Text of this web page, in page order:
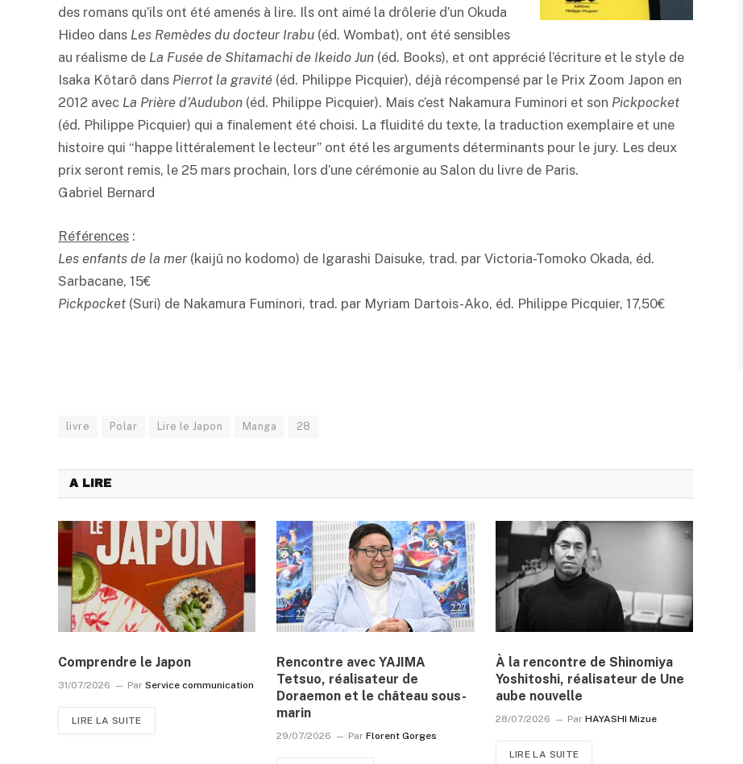
des romans qu’ils ont été amenés à lire. Ils ont aimé la drôlerie d’un Okuda
Hideo dans Les Remèdes du docteur Irabu (éd. Wombat), ont été sensibles
au réalisme de La Fusée de Shitamachi de Ikeido Jun (éd. Books), et ont apprécié l’écriture et le style de
Isaka Kôtarô dans Pierrot la gravité (éd. Philippe Picquier), déjà récompensé par le Prix Zoom Japon en
2012 avec La Prière d’Audubon (éd. Philippe Picquier). Mais c’est Nakamura Fuminori et son Pickpocket
(éd. Philippe Picquier) qui a finalement été choisi. La fluidité du texte, la traduction exemplaire et une
histoire qui “happe littéralement le lecteur” ont été les arguments déterminants pour le jury. Les deux
prix seront remis, le 25 mars prochain, lors d’une cérémonie au Salon du livre de Paris.
Gabriel Bernard
Références :
Les enfants de la mer(kaijû no kodomo) de Igarashi Daisuke, trad. par Victoria-Tomoko Okada, éd.
Sarbacane, 15€
Pickpocket (Suri) de Nakamura Fuminori, trad. par Myriam Dartois-Ako, éd. Philippe Picquier, 17,50€
livre Polar Lire le Japon Manga 28
A LIRE
Comprendre le Japon
31/07/2026 Par Service communication
LIRE LA SUITE
Rencontre avec YAJIMA
Tetsuo, réalisateur de
Doraemon et le château sous-
marin
29/07/2026 Par Florent Gorges
À la rencontre de Shinomiya
Yoshitoshi, réalisateur de Une
aube nouvelle
28/07/2026 Par HAYASHI Mizue
LIRE LA SUITE